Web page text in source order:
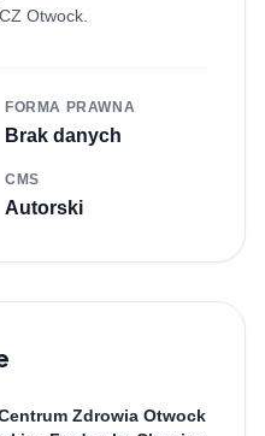
Otwock.
FORMA PRAWNA
Brak danych
CMS
Autorski
Zdrowia Otwock